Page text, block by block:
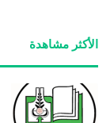
الأكثر مشاهدة